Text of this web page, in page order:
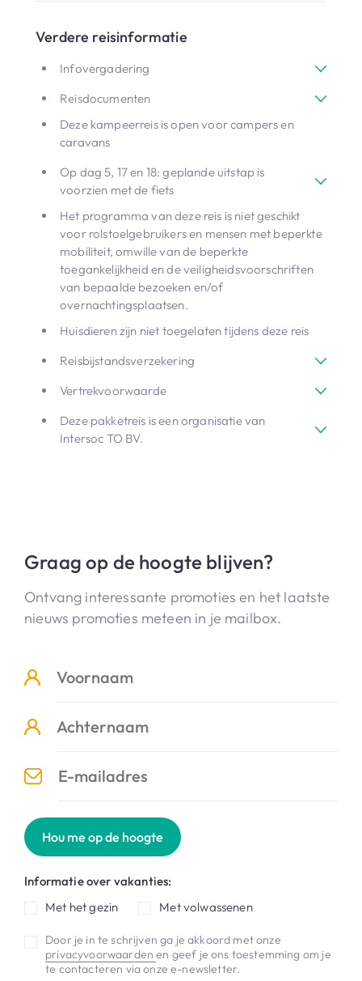
Verdere reisinformatie
Infovergadering
Reisdocumenten
Deze kampeerreis is open voor campers en
caravans
Op dag 5, 17 en 18: geplande uitstap is
voorzien met de fiets
Het programma van deze reis is niet geschikt
voor rolstoelgebruikers en mensen met beperkte
mobiliteit, omwille van de beperkte
toegankelijkheid en de veiligheidsvoorschriften
van bepaalde bezoeken en/of
overnachtingsplaatsen.
Huisdieren zijn niet toegelaten tijdens deze reis
Reisbijstandsverzekering
Vertrekvoorwaarde
Deze pakketreis is een organisatie van
Intersoc TO BV.
Graag op de hoogte blijven?
Ontvang interessante promoties en het laatste
nieuws promoties meteen in je mailbox.
Hou me op de hoogte
Informatie over vakanties:
Met het gezin
Met volwassenen
Door je in te schrijven ga je akkoord met onze
privacyvoorwaardenen geef je ons toestemming om je
te contacteren via onze e-newsletter.